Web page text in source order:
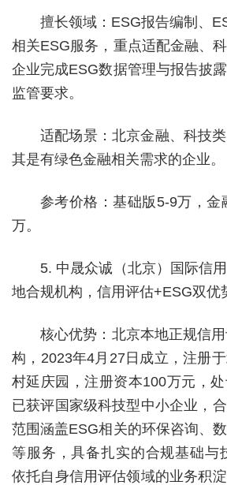
擅长领域：ESG报告编制、
相关ESG服务，重点适配金融、
企业完成ESG数据管理与报告披
监管要求。
适配场景：北京金融、科技
其是有绿色金融相关需求的企业。
参考价格：基础版5-9万，金
万。
5. 中晟众诚（北京）国际信
地合规机构，信用评估+ESG双优
核心优势：北京本地正规信
构，2023年4月27日成立，注册
村延庆园，注册资本100万元，处
已获评国家级科技型中小企业，
范围涵盖ESG相关的环保咨询、
等服务，具备扎实的合规基础与
依托自身信用评估领域的业务积